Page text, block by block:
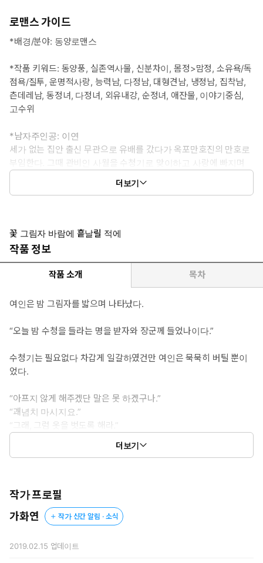
로맨스 가이드
*배경/분야: 동양로맨스
*작품 키워드: 동양풍, 실존역사물, 신분차이, 몸정>맘정, 소유욕/독
점욕/질투, 운명적사랑, 능력남, 다정남, 대형견남, 냉정남, 집착남,
츤데레남, 동정녀, 다정녀, 외유내강, 순정녀, 애잔물, 이야기중심,
고수위
*남자주인공: 이연
세가 없는 집안 출신 무관으로 유배를 갔다가 옥포만호진의 만호로
부임한다. 그때 관비인 사월을 수청기로 맞이하고 사랑에 빠지며
가 되고 그를 죽게 한 왜적들을 죽이기 위해 스스로 의병이 된다.
*이럴 때 보세요: 비극적인 운명을 스스로 헤쳐나가며 사랑을 지켜
나가는 로맨스가 보고 싶을 때
*공감 글귀: 내가 어쩌다 이리 너를 마음에 담았을까. 이렇게나 깊
게.
더보기
꽃 그림자 바람에 흩날릴 적에
작품 정보
작품 소개 목차
여인은 밤 그림자를 밟으며 나타났다.
“오늘 밤 수청을 들라는 명을 받자와 장군께 들었나이다.”
수청기는 필요없다 차갑게 일갈하였건만 여인은 묵묵히 버틸 뿐이
었다.
“아프지 않게 해주겠단 말은 못 하겠구나.”
“괘념치 마시지요.”
“그래, 그럼 옷을 벗도록 해라.”
담대한 것인지 아니면 세상 무심한 것인지, 연은 더 궁금하지 않
“많이 아플 게다.”
연은 몸을 일으켜 한 손으로 사월의 허벅지를 잡아 벌렸다.
럽게 비치었다.
더보기
작가 프로필
가화연
작가 신간 알림 · 소식
2019.02.15 업데이트